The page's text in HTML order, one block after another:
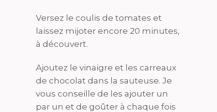
Versez le coulis de tomates et
laissez mijoter encore 20 minutes,
à découvert.
Ajoutez le vinaigre et les carreaux
de chocolat dans la sauteuse. Je
vous conseille de les ajouter un
par un et de goûter à chaque fois